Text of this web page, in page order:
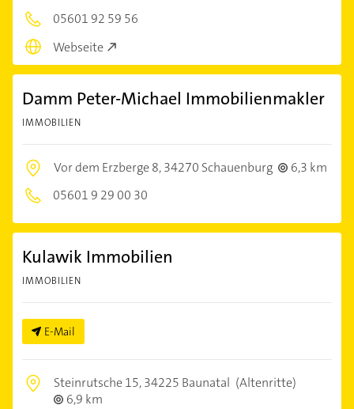
05601 92 59 56
Webseite
Damm Peter-Michael Immobilienmakler
IMMOBILIEN
Vor dem Erzberge 8,34270 Schauenburg
6,3 km
05601 9 29 00 30
Kulawik Immobilien
IMMOBILIEN
E-Mail
Steinrutsche 15,34225 Baunatal (Altenritte)
6,9 km